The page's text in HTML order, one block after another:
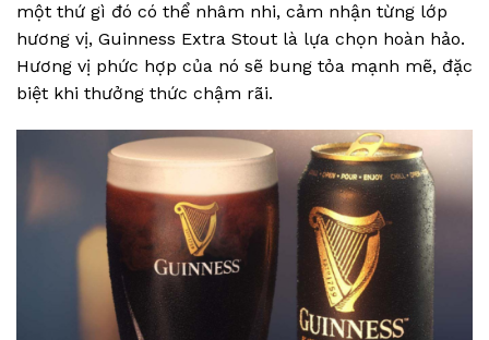
một thứ gì đó có thể nhâm nhi, cảm nhận từng lớp
hương vị, Guinness Extra Stout là lựa chọn hoàn hảo.
Hương vị phức hợp của nó sẽ bung tỏa mạnh mẽ, đặc
biệt khi thưởng thức chậm rãi.